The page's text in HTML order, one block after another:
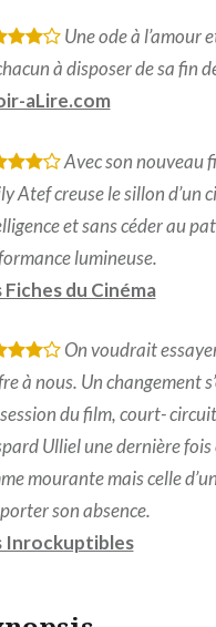
* * *
Une ode à l’amour
à disposer de sa fin
aLire.com
* * *
Avec son nouveau
Atef creuse le sillon d’un
et sans céder au
lumineuse.
Fiches du Cinéma
* * *
On voudrait
à nous. Un changement
du film, court-
Ulliel une dernière fois
mourante mais celle
son absence.
Inrockuptibles